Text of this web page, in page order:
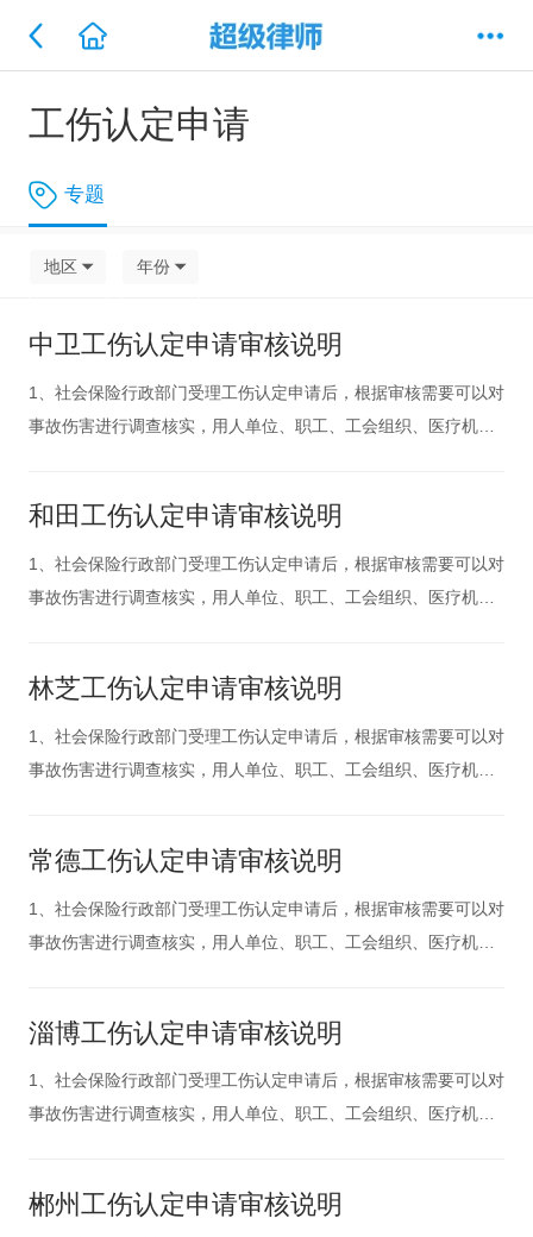
工伤认定申请
专题
地区 年份
中卫工伤认定申请审核说明
1、社会保险行政部门受理工伤认定申请后，根据审核需要可以对
事故伤害进行调查核实，用人单位、职工、工会组织、医疗机构
取得的职业病诊断证明书或者职业病诊断鉴定书，社会保险行政
部门不再进行调查
和田工伤认定申请审核说明
1、社会保险行政部门受理工伤认定申请后，根据审核需要可以对
事故伤害进行调查核实，用人单位、职工、工会组织、医疗机构
取得的职业病诊断证明书或者职业病诊断鉴定书，社会保险行政
部门不再进行调查
林芝工伤认定申请审核说明
1、社会保险行政部门受理工伤认定申请后，根据审核需要可以对
事故伤害进行调查核实，用人单位、职工、工会组织、医疗机构
取得的职业病诊断证明书或者职业病诊断鉴定书，社会保险行政
部门不再进行调查
常德工伤认定申请审核说明
1、社会保险行政部门受理工伤认定申请后，根据审核需要可以对
事故伤害进行调查核实，用人单位、职工、工会组织、医疗机构
取得的职业病诊断证明书或者职业病诊断鉴定书，社会保险行政
部门不再进行调查
淄博工伤认定申请审核说明
1、社会保险行政部门受理工伤认定申请后，根据审核需要可以对
事故伤害进行调查核实，用人单位、职工、工会组织、医疗机构
取得的职业病诊断证明书或者职业病诊断鉴定书，社会保险行政
郴州工伤认定申请审核说明